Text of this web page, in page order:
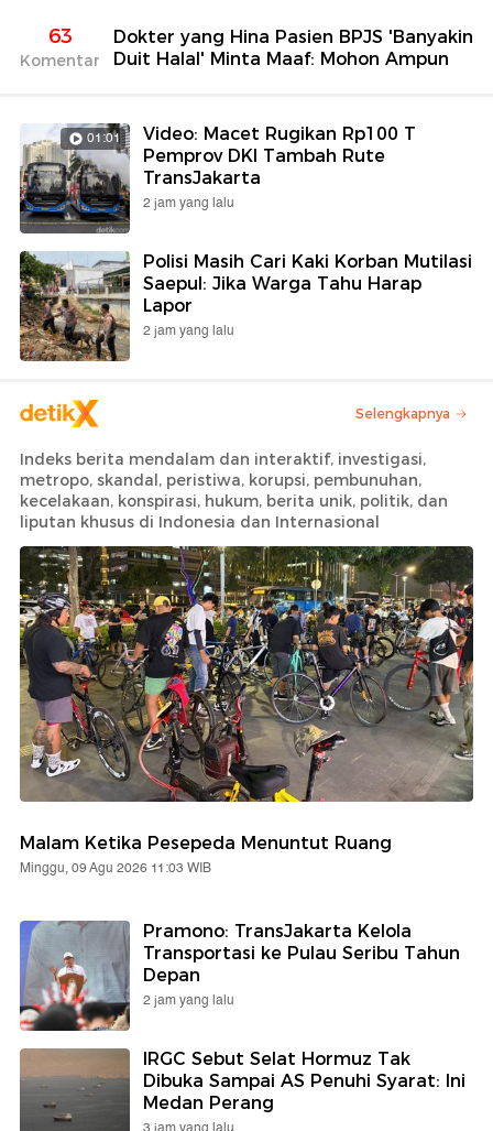
63
Komentar
Dokter yang Hina Pasien BPJS 'Banyakin
Duit Halal' Minta Maaf: Mohon Ampun
01:01
Video: Macet Rugikan Rp100 T
Pemprov DKI Tambah Rute
TransJakarta
2 jam yang lalu
Polisi Masih Cari Kaki Korban Mutilasi
Saepul: Jika Warga Tahu Harap
Lapor
2 jam yang lalu
Selengkapnya
Indeks berita mendalam dan interaktif, investigasi,
metropo, skandal, peristiwa, korupsi, pembunuhan,
kecelakaan, konspirasi, hukum, berita unik, politik, dan
liputan khusus di Indonesia dan Internasional
Malam Ketika Pesepeda Menuntut Ruang
Minggu, 09 Agu 2026 11:03 WIB
Pramono: TransJakarta Kelola
Transportasi ke Pulau Seribu Tahun
Depan
2 jam yang lalu
IRGC Sebut Selat Hormuz Tak
Dibuka Sampai AS Penuhi Syarat: Ini
Medan Perang